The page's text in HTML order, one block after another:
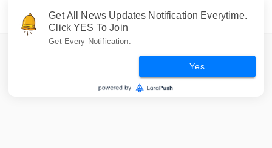
Get All News Updates Notification Everytime.
Click YES To Join
Get Every Notification.
Yes